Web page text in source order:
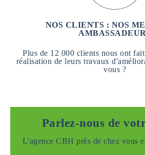
NOS CLIENTS : NOS
Plus de 12 000 clients nous ont
réalisation de leurs travaux
vous ?
Parlez-nous de
L'agence CBH près de chez vous